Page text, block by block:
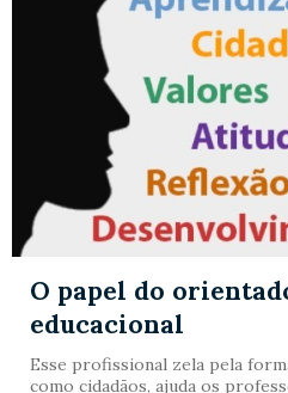
O papel do
educacional
Esse profissional zela pela
como cidadãos, ajuda os